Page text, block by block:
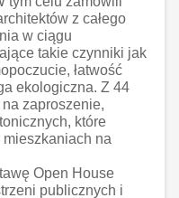
z całego
w ciągu
takie czynniki jak
łatwość
ekologiczna. Z 44
na zaproszenie,
które
na
Open House
publicznych i